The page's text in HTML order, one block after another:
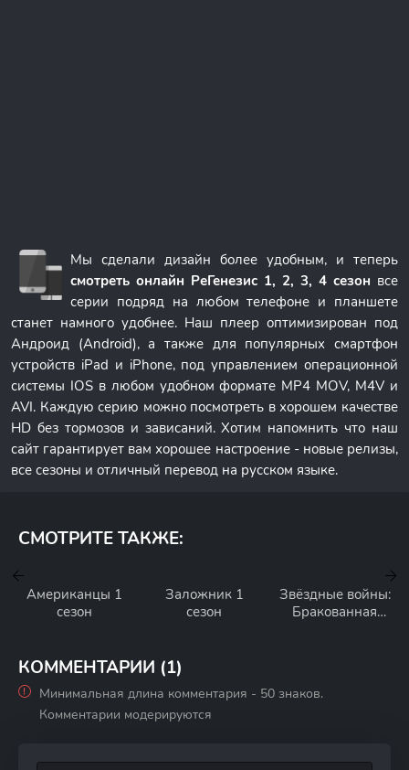
Мы сделали дизайн более удобным, и теперь
смотреть онлайн РеГенезис 1, 2, 3, 4 сезон все
серии подряд на любом телефоне и планшете
станет намного удобнее. Наш плеер оптимизирован под
Андроид (Android), а также для популярных смартфон
устройств iPad и iPhone, под управлением операционной
системы IOS в любом удобном формате MP4 MOV, M4V и
AVI. Каждую серию можно посмотреть в хорошем качестве
HD без тормозов и зависаний. Хотим напомнить что наш
сайт гарантирует вам хорошее настроение - новые релизы,
все сезоны и отличный перевод на русском языке.
СМОТРИТЕ ТАКЖЕ:
Американцы 1
сезон
Заложник 1
сезон
Звёздные войны:
Бракованная
КОММЕНТАРИИ (1)
Минимальная длина комментария - 50 знаков.
Комментарии модерируются